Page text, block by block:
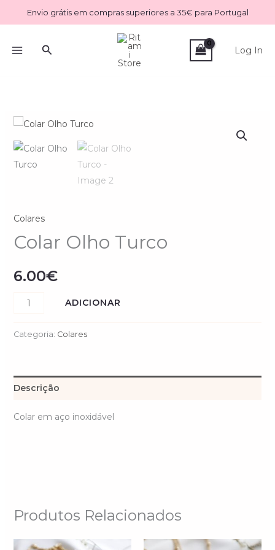
to
Envio grátis em compras superiores a 35€ para Portugal
Search Log In
Colares
Colar Olho Turco
6.00€
Quantidade
de
Colar
Olho
ADICIONAR
Categoria: Colares
Descrição
Colar em aço inoxidável
Produtos Relacionados